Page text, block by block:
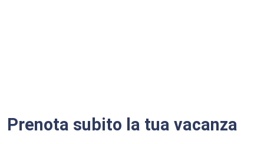
Prenota subito la tua vacanza